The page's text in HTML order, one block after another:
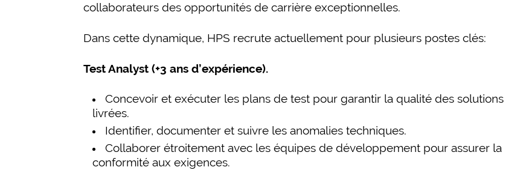
collaborateurs des opportunités de carrière exceptionnelles.
Dans cette dynamique, HPS recrute actuellement pour plusieurs postes clés:
Test Analyst (+3 ans d’expérience).
Concevoir et exécuter les plans de test pour garantir la qualité des solutions
livrées.
Identifier, documenter et suivre les anomalies techniques.
Collaborer étroitement avec les équipes de développement pour assurer la
conformité aux exigences.